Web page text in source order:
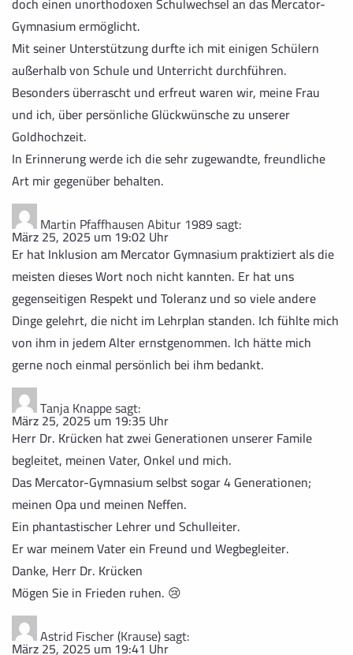
Gymnasium ermöglicht.
Mit seiner Unterstützung durfte ich mit einigen Schülern
außerhalb von Schule und Unterricht durchführen.
Besonders überrascht und erfreut waren wir, meine Frau
und ich, über persönliche Glückwünsche zu unserer
Goldhochzeit.
In Erinnerung werde ich die sehr zugewandte, freundliche
Art mir gegenüber behalten.
Martin Pfaffhausen Abitur 1989sagt:
März 25, 2025 um 19:02 Uhr
Er hat Inklusion am Mercator Gymnasium praktiziert als die
meisten dieses Wort noch nicht kannten. Er hat uns
gegenseitigen Respekt und Toleranz und so viele andere
Dinge gelehrt, die nicht im Lehrplan standen. Ich fühlte mich
von ihm in jedem Alter ernstgenommen. Ich hätte mich
gerne noch einmal persönlich bei ihm bedankt.
Tanja Knappesagt:
März 25, 2025 um 19:35 Uhr
Herr Dr. Krücken hat zwei Generationen unserer Famile
begleitet, meinen Vater, Onkel und mich.
Das Mercator-Gymnasium selbst sogar 4 Generationen;
meinen Opa und meinen Neffen.
Ein phantastischer Lehrer und Schulleiter.
Er war meinem Vater ein Freund und Wegbegleiter.
Danke, Herr Dr. Krücken
Mögen Sie in Frieden ruhen. 😢
Astrid Fischer (Krause)sagt:
März 25, 2025 um 19:41 Uhr